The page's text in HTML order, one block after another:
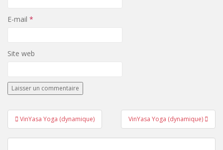
E-mail *
Site web
Navigation
de
l’article
VinYasa Yoga (dynamique) VinYasa Yoga (dynamique)